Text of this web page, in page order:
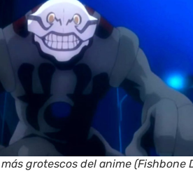
grotescos del anime (Fishbone